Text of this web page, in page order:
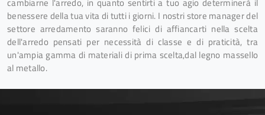
benessere della tua vita di tutti i giorni. I nostri store manager del
settore arredamento saranno felici di affiancarti nella scelta
dell'arredo pensati per necessità di classe e di praticità, tra
un'ampia gamma di materiali di prima scelta,dal legno massello
al metallo.